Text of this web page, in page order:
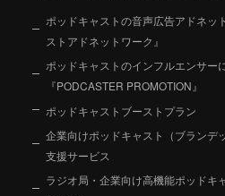
ポッドキャストの音声広告アドネッ
ストアドネットワーク』
ポッドキャストのインフルエンサー
『PODCASTER PROMOTION』
ポッドキャストブーストプラン
企業向けポッドキャスト（ブランデ
支援サービス
ラジオ局・企業向け高機能ポッドキ